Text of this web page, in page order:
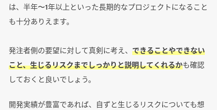
は、半年〜1年以上といった長期的なプロジェクトになること
も十分ありえます。
発注者側の要望に対して真剣に考え、 できることやできない
こと、生じるリスクまでしっかりと説明してくれるかも確認
しておくと良いでしょう。
開発実績が豊富であれば、自ずと生じるリスクについても想